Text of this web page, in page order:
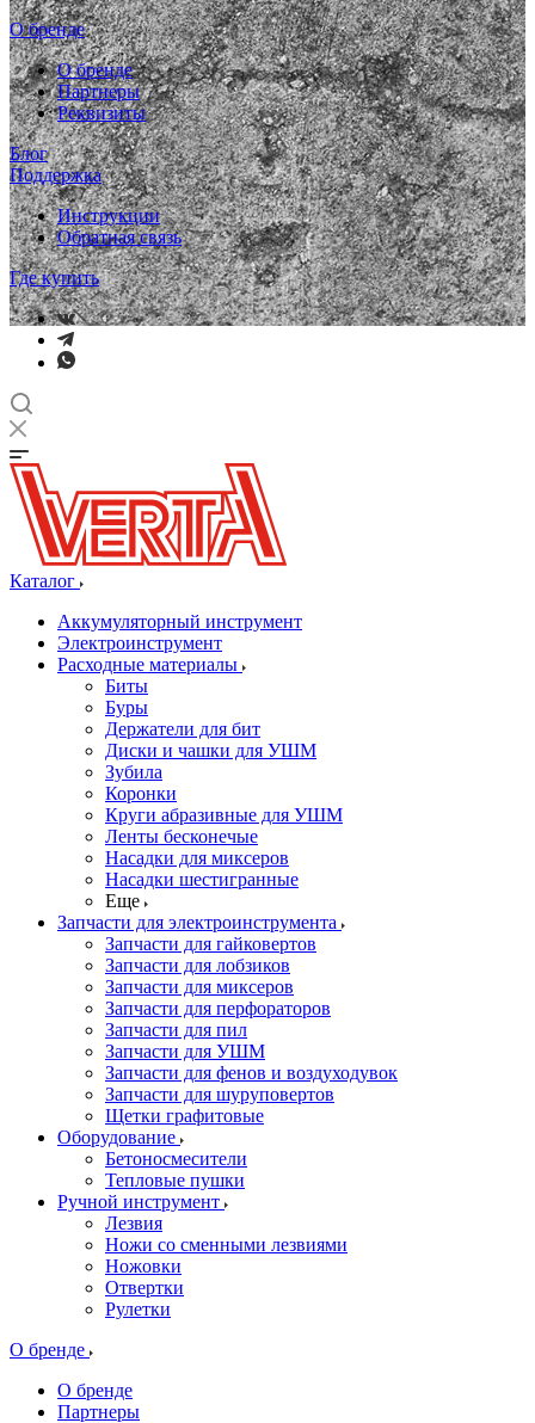
О бренде
О бренде
Партнеры
Реквизиты
Блог
Поддержка
Инструкции
Обратная связь
Где купить
Каталог
Аккумуляторный инструмент
Электроинструмент
Расходные материалы
Биты
Буры
Держатели для бит
Диски и чашки для УШМ
Зубила
Коронки
Круги абразивные для УШМ
Ленты бесконечые
Насадки для миксеров
Насадки шестигранные
Еще
Запчасти для электроинструмента
Запчасти для гайковертов
Запчасти для лобзиков
Запчасти для миксеров
Запчасти для перфораторов
Запчасти для пил
Запчасти для УШМ
Запчасти для фенов и воздуходувок
Запчасти для шуруповертов
Щетки графитовые
Оборудование
Бетоносмесители
Тепловые пушки
Ручной инструмент
Лезвия
Ножи со сменными лезвиями
Ножовки
Отвертки
Рулетки
О бренде
О бренде
Партнеры